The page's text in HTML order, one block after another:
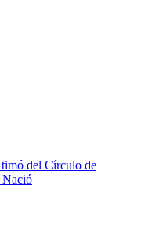
del Círculo de
Nació